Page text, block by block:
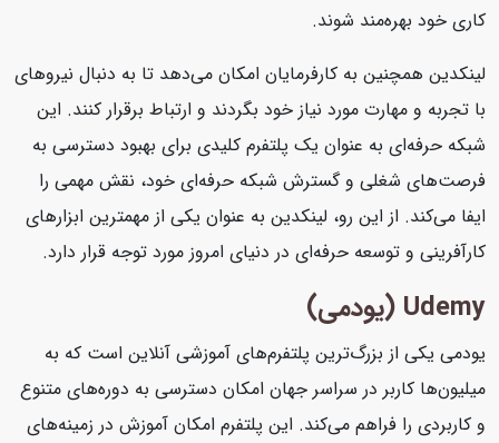
کاری خود بهره‌مند شوند.
لینکدین همچنین به کارفرمایان امکان می‌دهد تا به دنبال نیروهای
با تجربه و مهارت مورد نیاز خود بگردند و ارتباط برقرار کنند. این
شبکه حرفه‌ای به عنوان یک پلتفرم کلیدی برای بهبود دسترسی به
فرصت‌های شغلی و گسترش شبکه حرفه‌ای خود، نقش مهمی را
ایفا می‌کند. از این رو، لینکدین به عنوان یکی از مهمترین ابزارهای
کارآفرینی و توسعه حرفه‌ای در دنیای امروز مورد توجه قرار دارد.
Udemy (یودمی)
یودمی یکی از بزرگ‌ترین پلتفرم‌های آموزشی آنلاین است که به
میلیون‌ها کاربر در سراسر جهان امکان دسترسی به دوره‌های متنوع
و کاربردی را فراهم می‌کند. این پلتفرم امکان آموزش در زمینه‌های